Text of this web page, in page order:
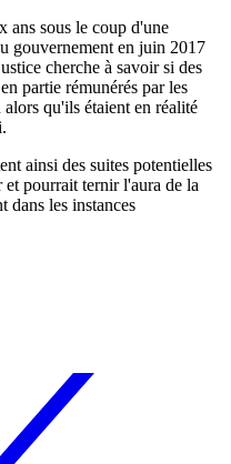
ans sous le coup d'une
gouvernement en juin 2017
cherche à savoir si des
partie rémunérés par les
qu'ils étaient en réalité
ainsi des suites potentielles
pourrait ternir l'aura de la
dans les instances